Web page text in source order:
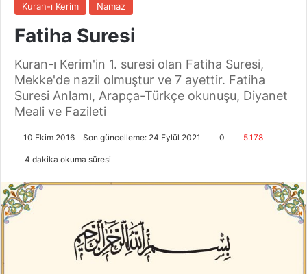
Kuran-ı Kerim Namaz
Fatiha Suresi
Kuran-ı Kerim'in 1. suresi olan Fatiha Suresi,
Mekke'de nazil olmuştur ve 7 ayettir. Fatiha
Suresi Anlamı, Arapça-Türkçe okunuşu, Diyanet
Meali ve Fazileti
10 Ekim 2016 Son güncelleme: 24 Eylül 2021 0 5.178
4 dakika okuma süresi